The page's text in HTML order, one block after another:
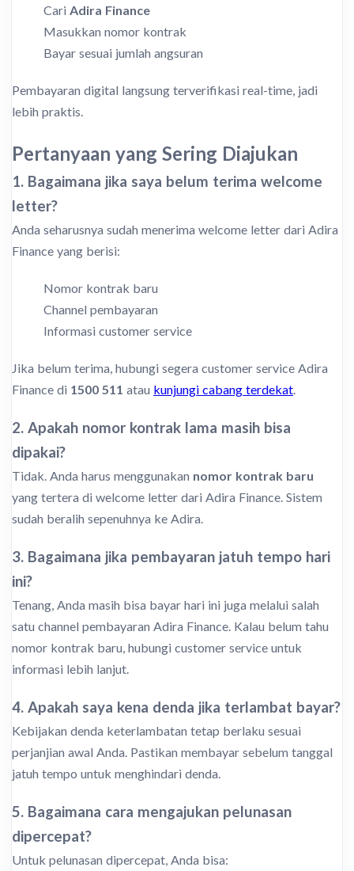
Cari Adira Finance
Masukkan nomor kontrak
Bayar sesuai jumlah angsuran
Pembayaran digital langsung terverifikasi real-time, jadi
lebih praktis.
Pertanyaan yang Sering Diajukan
1. Bagaimana jika saya belum terima welcome
letter?
Anda seharusnya sudah menerima welcome letter dari Adira
Finance yang berisi:
Nomor kontrak baru
Channel pembayaran
Informasi customer service
Jika belum terima, hubungi segera customer service Adira
Finance di 1500 511 atau kunjungi cabang terdekat.
2. Apakah nomor kontrak lama masih bisa
dipakai?
Tidak. Anda harus menggunakan nomor kontrak baru
yang tertera di welcome letter dari Adira Finance. Sistem
sudah beralih sepenuhnya ke Adira.
3. Bagaimana jika pembayaran jatuh tempo hari
ini?
Tenang, Anda masih bisa bayar hari ini juga melalui salah
satu channel pembayaran Adira Finance. Kalau belum tahu
nomor kontrak baru, hubungi customer service untuk
informasi lebih lanjut.
4. Apakah saya kena denda jika terlambat bayar?
Kebijakan denda keterlambatan tetap berlaku sesuai
perjanjian awal Anda. Pastikan membayar sebelum tanggal
jatuh tempo untuk menghindari denda.
5. Bagaimana cara mengajukan pelunasan
dipercepat?
Untuk pelunasan dipercepat, Anda bisa: